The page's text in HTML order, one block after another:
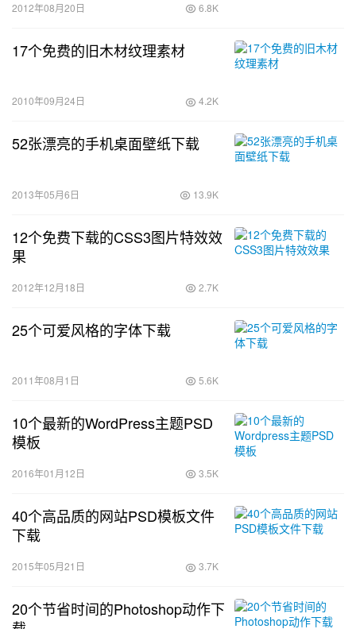
2012年08月20日 6.8K
17个免费的旧木材纹理素材
2010年09月24日 4.2K
52张漂亮的手机桌面壁纸下载
2013年05月6日 13.9K
12个免费下载的CSS3图片特效效
果
2012年12月18日 2.7K
25个可爱风格的字体下载
2011年08月1日 5.6K
10个最新的WordPress主题PSD
模板
2016年01月12日 3.5K
40个高品质的网站PSD模板文件
下载
2015年05月21日 3.7K
20个节省时间的Photoshop动作下